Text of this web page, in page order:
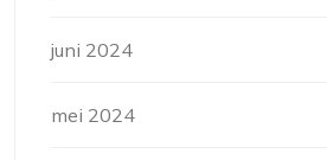
juni 2024
mei 2024